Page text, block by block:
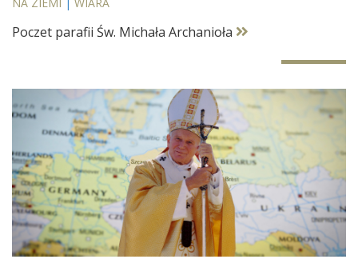
Poczet parafii Św. Michała Archanioła